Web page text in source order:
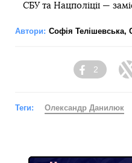
СБУ та Нацполіції —
Автори: Софія Телішевська,
Facebook
2
Теги: Олександр Данилюк